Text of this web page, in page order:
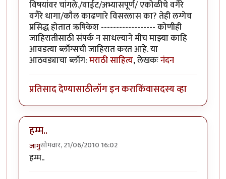
विषयांवर चांगले./वाईट/अभ्यासपूर्ण/ एकोळीचे वगैरे
वगैरे धागा/कौल काढणारे विसरलास का? तेही लग्गेच
प्रसिद्ध होतात ऋषिकेश ------------------ कोणीही
जाहिरातीसाठी संपर्क न साधल्याने मीच माझ्या काहि
आवडत्या ब्लॉग्सची जाहिरात करत आहे. या
आठवड्याचा ब्लॉग:मराठी साहित्य, लेखकःनंदन
प्रतिसाद देण्यासाठीलॉग इन कराकिंवासदस्य व्हा
हम्म..
जागुसोमवार, 21/06/2010 16:02
हम्म..